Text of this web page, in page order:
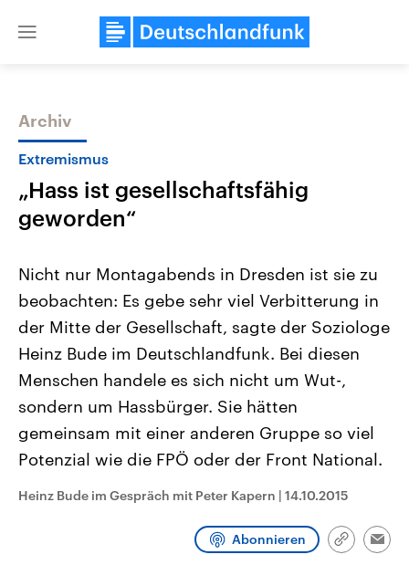
Close
Themen
Landtagswahl Sachsen-Anhalt
2026
Alle Informationen
Sachsen-Anhalt wählt am 6.
September 2026 einen neuen
Landtag. Seit 2021 wird das
Bundesland von einer Koalition aus
Umfragen, Prognosen,
Wahlprogramme, aktuelle Berichte
und Hintergründe zu den Parteien
Wahl.
Aktuelle Beiträge,
Hintergründe
Wirtschaftlich und
gehören die Vereinigten
den mächtigsten Ländern
mit großem Einfluss auf
Sendungen Programm Podcasts
Archiv
Extremismus
„Hass ist gesellschaftsfähig
geworden“
Nicht nur Montagabends in Dresden ist sie zu
beobachten: Es gebe sehr viel Verbitterung in
der Mitte der Gesellschaft, sagte der Soziologe
Heinz Bude im Deutschlandfunk. Bei diesen
Menschen handele es sich nicht um Wut-,
sondern um Hassbürger. Sie hätten
gemeinsam mit einer anderen Gruppe so viel
Potenzial wie die FPÖ oder der Front National.
Heinz Bude im Gespräch mit Peter Kapern | 14.10.2015
Abonnieren
Link